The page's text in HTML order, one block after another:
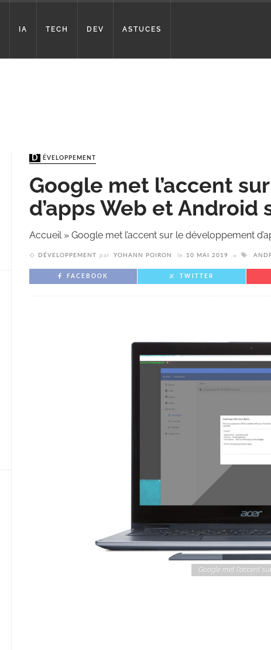
IA TECH DEV ASTUCES
DÉVELOPPEMENT
Google met l’accent
d’apps Web et Android
Accueil» Google met l’accent sur le développement
DÉVELOPPEMENT par YOHANN POIRON le 10 MAI 2019
FACEBOOK TWITTER
Google met l'accent